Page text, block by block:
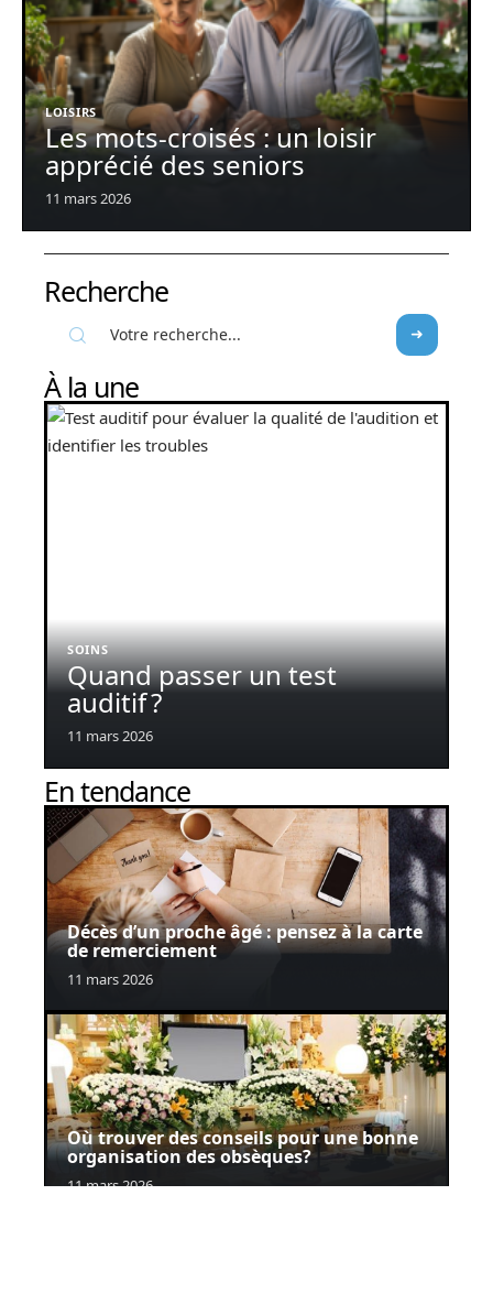
LOISIRS
Les mots-croisés : un loisir
apprécié des seniors
11 mars 2026
Recherche
À la une
SOINS
Quand passer un test
auditif ?
11 mars 2026
En tendance
Décès d’un proche âgé : pensez à la carte
de remerciement
11 mars 2026
Où trouver des conseils pour une bonne
organisation des obsèques?
11 mars 2026